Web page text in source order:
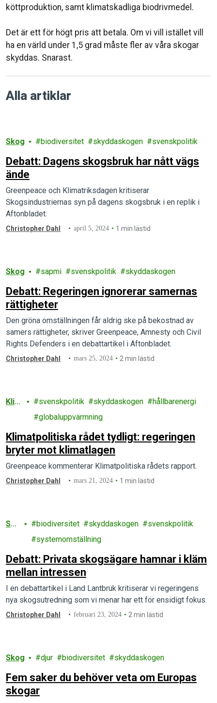
köttproduktion, samt klimatskadliga biodrivmedel.⁣
Det är ett för högt pris att betala. Om vi vill istället vill
ha en värld under 1,5 grad måste fler av våra skogar
skyddas. Snarast.
Alla artiklar
Skog biodiversitet skyddaskogen svenskpolitik
Debatt: Dagens skogsbruk har nått vägs
ände
Greenpeace och Klimatriksdagen kritiserar
Skogsindustriernas syn på dagens skogsbruk i en replik i
Aftonbladet.
Christopher Dahl april 5, 2024 1 min lästid
Skog sapmi svenskpolitik skyddaskogen
Debatt: Regeringen ignorerar samernas
rättigheter
Den gröna omställningen får aldrig ske på bekostnad av
samers rättigheter, skriver Greenpeace, Amnesty och Civil
Rights Defenders i en debattartikel i Aftonbladet.
Christopher Dahl mars 25, 2024 2 min lästid
Klim
svenskpolitik skyddaskogen
hållbarenergi
globaluppvärmning
Klimatpolitiska rådet tydligt: regeringen
bryter mot klimatlagen
Greenpeace kommenterar Klimatpolitiska rådets rapport.
Christopher Dahl mars 21, 2024 1 min lästid
Sko
biodiversitet skyddaskogen
svenskpolitik
systemomställning
Debatt: Privata skogsägare hamnar i kläm
mellan intressen
I en debattartikel i Land Lantbruk kritiserar vi regeringens
nya skogsutredning som vi menar har ett för ensidigt fokus.
Christopher Dahl februari 23, 2024 2 min lästid
Skog djur biodiversitet skyddaskogen
Fem saker du behöver veta om Europas
skogar